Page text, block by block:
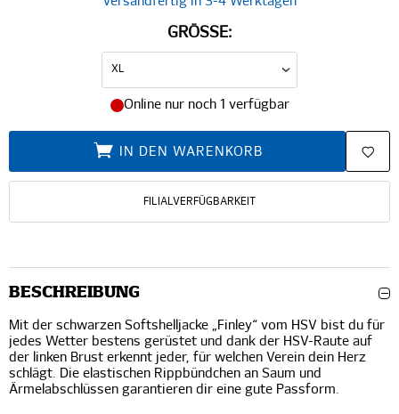
GRÖSSE:
Online nur noch 1 verfügbar
IN DEN WARENKORB
FILIALVERFÜGBARKEIT
BESCHREIBUNG
Mit der schwarzen Softshelljacke „Finley“ vom HSV bist du für
jedes Wetter bestens gerüstet und dank der HSV-Raute auf
der linken Brust erkennt jeder, für welchen Verein dein Herz
schlägt. Die elastischen Rippbündchen an Saum und
Ärmelabschlüssen garantieren dir eine gute Passform.